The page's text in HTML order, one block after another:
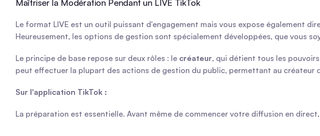
Maîtriser la Modération Pendant un LIVE TikTok
Le format LIVE est un outil puissant d'engagement mais vous expose également
Heureusement, les options de gestion sont spécialement développées, que vous
Le principe de base repose sur deux rôles : le créateur, qui détient tous les
peut effectuer la plupart des actions de gestion du public, permettant au créateur
Sur l'application TikTok :
La préparation est essentielle. Avant même de commencer votre diffusion en